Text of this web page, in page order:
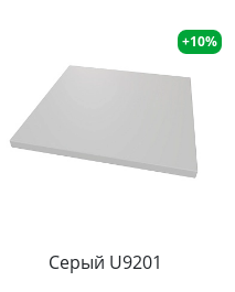
+10%
Серый U9201